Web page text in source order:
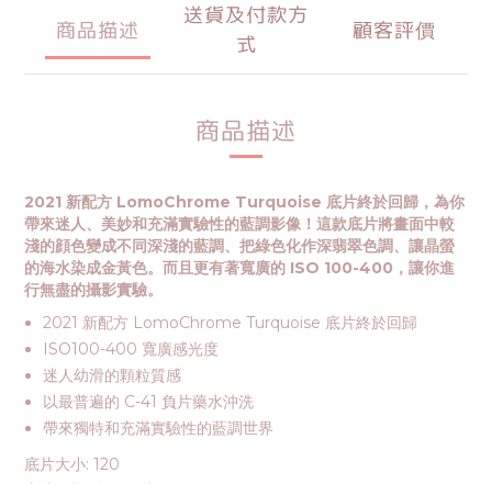
商品描述
送貨及付款方
式
顧客評價
商品描述
2021 新配方 LomoChrome Turquoise 底片終於回歸，為你
帶來迷人、美妙和充滿實驗性的藍調影像！這款底片將畫面中較
淺的顔色變成不同深淺的藍調、把綠色化作深翡翠色調、讓晶螢
的海水染成金黃色。而且更有著寬廣的 ISO 100-400，讓你進
行無盡的攝影實驗。
2021 新配方 LomoChrome Turquoise 底片終於回歸
ISO100-400 寬廣感光度
迷人幼滑的顆粒質感
以最普遍的 C-41 負片藥水沖洗
帶來獨特和充滿實驗性的藍調世界
底片大小: 120